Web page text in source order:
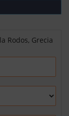
Rodos, Grecia